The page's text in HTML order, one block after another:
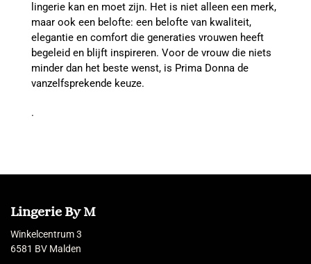
lingerie kan en moet zijn. Het is niet alleen een merk,
maar ook een belofte: een belofte van kwaliteit,
elegantie en comfort die generaties vrouwen heeft
begeleid en blijft inspireren. Voor de vrouw die niets
minder dan het beste wenst, is Prima Donna de
vanzelfsprekende keuze.
.
Lingerie By M
Winkelcentrum 3
6581 BV Malden